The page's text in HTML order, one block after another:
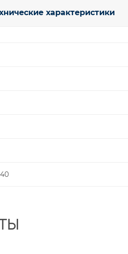
характеристики